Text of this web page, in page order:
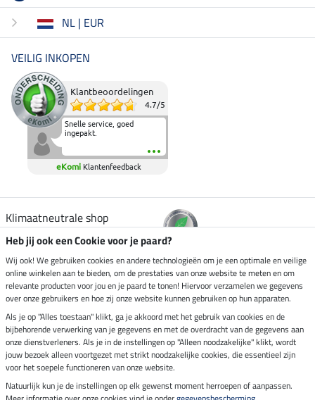
NL | EUR
VEILIG INKOPEN
Klantbeoordelingen
4.7/5
Snelle service, goed
ingepakt.
eKomi Klantenfeedback
Klimaatneutrale shop
Verzending per
Veilig betalen met
Impressum
Heb jij ook een Cookie voor je paard?
Wij ook! We gebruiken cookies en andere technologieën om je een optimale en veilige
online winkelen aan te bieden, om de prestaties van onze website te meten en om
relevante producten voor jou en je paard te tonen! Hiervoor verzamelen we gegevens
over onze gebruikers en hoe zij onze website kunnen gebruiken op hun apparaten.
Als je op "Alles toestaan" klikt, ga je akkoord met het gebruik van cookies en de
bijbehorende verwerking van je gegevens en met de overdracht van de gegevens aan
onze dienstverleners. Als je in de instellingen op "Alleen noodzakelijke" klikt, wordt
jouw bezoek alleen voortgezet met strikt noodzakelijke cookies, die essentieel zijn
voor het soepele functioneren van onze website.
Natuurlijk kun je de instellingen op elk gewenst moment herroepen of aanpassen.